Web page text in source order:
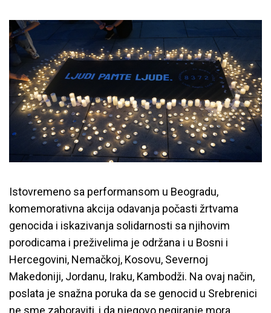
Istovremeno sa performansom u Beogradu,
komemorativna akcija odavanja počasti žrtvama
genocida i iskazivanja solidarnosti sa njihovim
porodicama i preživelima je održana i u Bosni i
Hercegovini, Nemačkoj, Kosovu, Severnoj
Makedoniji, Jordanu, Iraku, Kambodži. Na ovaj način,
poslata je snažna poruka da se genocid u Srebrenici
ne sme zaboraviti, i da njegovo negiranje mora